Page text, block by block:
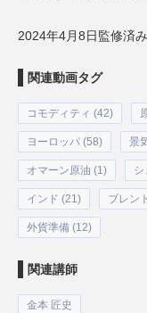
2024年4月8日監修済み
関連動画タグ
コモディティ (42)
ヨーロッパ (58) 景
オマーン原油 (1) シ
インド (21) ブレン
外貨準備 (12)
関連講師
金本 匠史